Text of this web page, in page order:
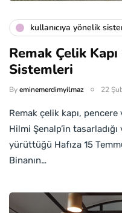
kullanıcıya yönelik
Remak Çelik
Sistemleri
Byeminemerdimyilmaz 22
Remak çelik kapı,
Hilmi Şenalp’in tasarladığı
yürüttüğü Hafıza 15
Binanın…